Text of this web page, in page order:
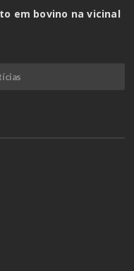
em bovino na vicinal